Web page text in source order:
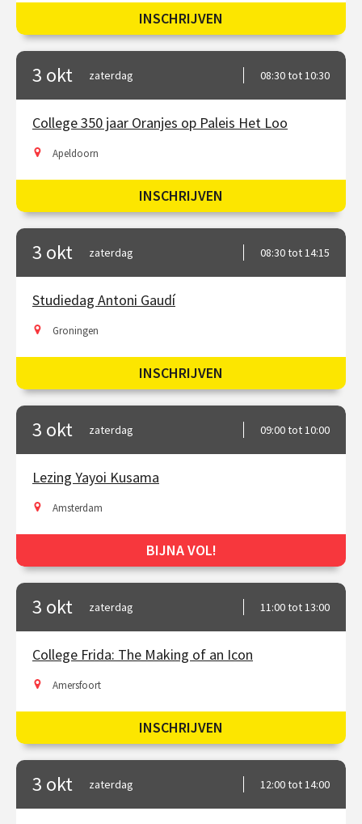
INSCHRIJVEN
3 okt zaterdag 08:30 tot 10:30
College 350 jaar Oranjes op Paleis Het Loo
Apeldoorn
INSCHRIJVEN
3 okt zaterdag 08:30 tot 14:15
Studiedag Antoni Gaudí
Groningen
INSCHRIJVEN
3 okt zaterdag 09:00 tot 10:00
Lezing Yayoi Kusama
Amsterdam
BIJNA VOL!
3 okt zaterdag 11:00 tot 13:00
College Frida: The Making of an Icon
Amersfoort
INSCHRIJVEN
3 okt zaterdag 12:00 tot 14:00